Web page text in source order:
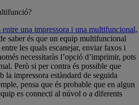
entre una impressora i una multifuncional,
saber és que un equip multifuncional
les quals escanejar, enviar faxos i
necessitaràs l’opció d’imprimir, pots
Però si per contra és possible que
la impressora estàndard de seguida
pensa que és probable que en algun
es connecti al núvol o a diferents